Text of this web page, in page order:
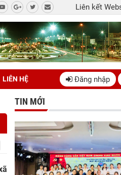
Liên kết
LIÊN HỆ Đăng nhập
TIN MỚI